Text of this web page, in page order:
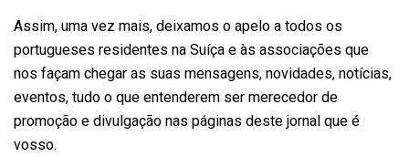
Assim, uma vez mais, deixamos o apelo a todos os
portugueses residentes na Suíça e às associações que
nos façam chegar as suas mensagens, novidades, notícias,
eventos, tudo o que entenderem ser merecedor de
promoção e divulgação nas páginas deste jornal que é
vosso.